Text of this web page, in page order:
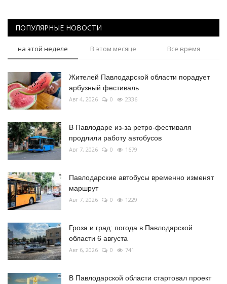
ПОПУЛЯРНЫЕ НОВОСТИ
на этой неделе В этом месяце Все время
Жителей Павлодарской области порадует
арбузный фестиваль
Авг 4, 2026 0 2336
В Павлодаре из-за ретро-фестиваля
продлили работу автобусов
Авг 7, 2026 0 1679
Павлодарские автобусы временно изменят
маршрут
Авг 7, 2026 0 1229
Гроза и град: погода в Павлодарской
области 6 августа
Авг 6, 2026 0 741
В Павлодарской области стартовал проект